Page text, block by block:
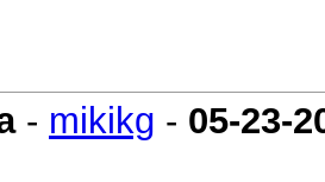
- mikikg - 05-23-